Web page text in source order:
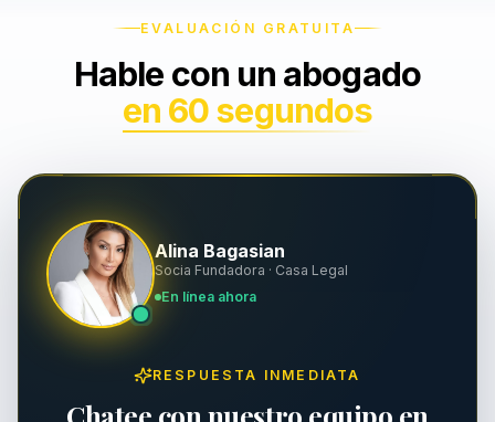
Accidentes de Peatones
Lesiones Catastróficas
Resbalones y Caídas
Mordeduras de Perro
Responsabilidad de Propiedad
Salarios y Horas
Licencias y Acomodaciones
Seguridad Laboral y OSHA
Asuntos Ejecutivos
EVALUACIÓN GRATUITA
Hable con un abogado
en 60 segundos
Alina Bagasian
Socia Fundadora · Casa Legal
En línea ahora
RESPUESTA INMEDIATA
Chatee con nuestro equipo en